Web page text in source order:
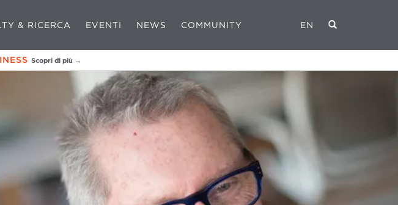
& RICERCA EVENTI NEWS COMMUNITY EN
Scopri di più →